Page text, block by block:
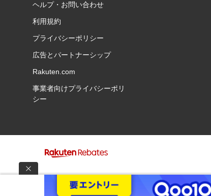
ヘルプ・お問い合わせ
利用規約
プライバシーポリシー
広告とパートナーシップ
Rakuten.com
事業者向けプライバシーポリ
シー